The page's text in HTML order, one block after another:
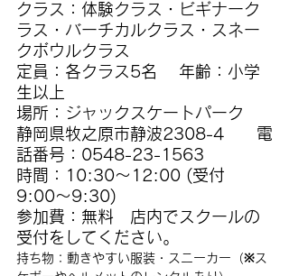
クラス：体験クラス
・ビギナーク
ラス・バーチカルクラス・スネー
クボウルクラス
定員：各クラス5名 　年齢：小学
生以上
場所：ジャックスケートパーク
静岡県牧之原市静波2308-4　　電
話番号：0548-23-1563
時間：10:30〜12:00 (受付
9:00〜9:30)
参加費：無料　店内でスクールの
受付をしてください。
持ち物：動きやすい服装・スニーカー（※ス